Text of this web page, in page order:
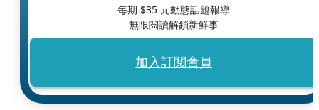
每期 $35 元動態話題報導
無限閱讀解鎖新鮮事
加入訂閱會員